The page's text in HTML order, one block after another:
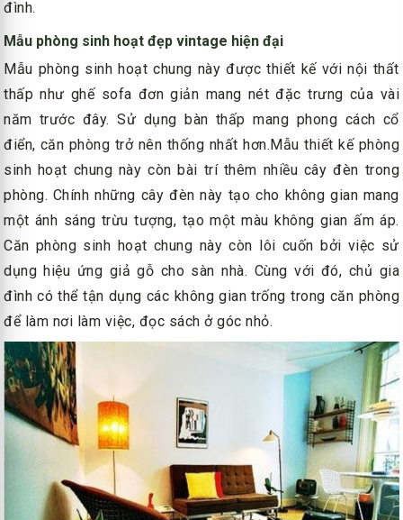
đình.
Mẫu phòng sinh hoạt đẹp vintage hiện đại
Mẫu phòng sinh hoạt chung này được thiết kế với nội thất
thấp như ghế sofa đơn giản mang nét đặc trưng của vài
năm trước đây. Sử dụng bàn thấp mang phong cách cổ
điển, căn phòng trở nên thống nhất hơn.Mẫu thiết kế phòng
sinh hoạt chung này còn bài trí thêm nhiều cây đèn trong
phòng. Chính những cây đèn này tạo cho không gian mang
một ánh sáng trừu tượng, tạo một màu không gian ấm áp.
Căn phòng sinh hoạt chung này còn lôi cuốn bởi việc sử
dụng hiệu ứng giả gỗ cho sàn nhà. Cùng với đó, chủ gia
đình có thể tận dụng các không gian trống trong căn phòng
để làm nơi làm việc, đọc sách ở góc nhỏ.